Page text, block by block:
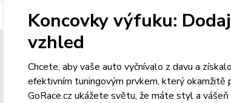
Koncovky výfuku:
vzhled
Chcete, aby vaše auto vyčnívalo z davu a
efektivním tuningovým prvkem, který okamžitě
GoRace.cz ukážete světu, že máte styl a